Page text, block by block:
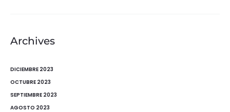
Archives
DICIEMBRE 2023
OCTUBRE 2023
SEPTIEMBRE 2023
AGOSTO 2023